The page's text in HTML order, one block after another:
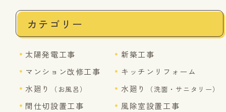
カテゴリー
太陽発電工事
新築工事
マンション改修工事
キッチンリフォーム
水廻り
（お風呂） 水廻り （洗面・サニタリー）
間仕切設置工事
風除室設置工事